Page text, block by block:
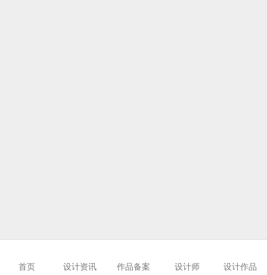
首页 设计资讯 作品备案 设计师 设计作品